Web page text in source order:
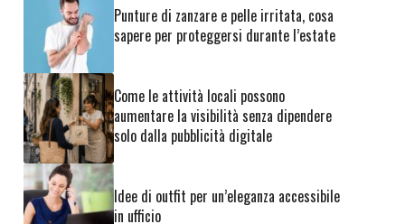
Punture di zanzare e pelle irritata, cosa
sapere per proteggersi durante l’estate
Come le attività locali possono
aumentare la visibilità senza dipendere
solo dalla pubblicità digitale
Idee di outfit per un’eleganza accessibile
in ufficio